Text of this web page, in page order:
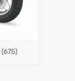
(675)